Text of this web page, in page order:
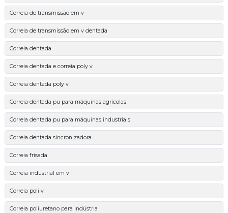
Correia de transmissão em v
Correia de transmissão em v dentada
Correia dentada
Correia dentada e correia poly v
Correia dentada poly v
Correia dentada pu para máquinas agrícolas
Correia dentada pu para máquinas industriais
Correia dentada sincronizadora
Correia frisada
Correia industrial em v
Correia poli v
Correia poliuretano para indústria